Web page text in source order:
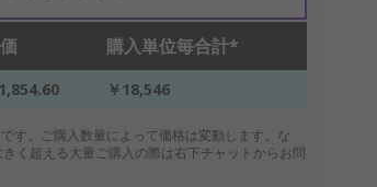
購入単位毎合計*
￥18,546
す。ご購入数量によって価格は変動します。な
く超える大量ご購入の際は右下チャットからお問